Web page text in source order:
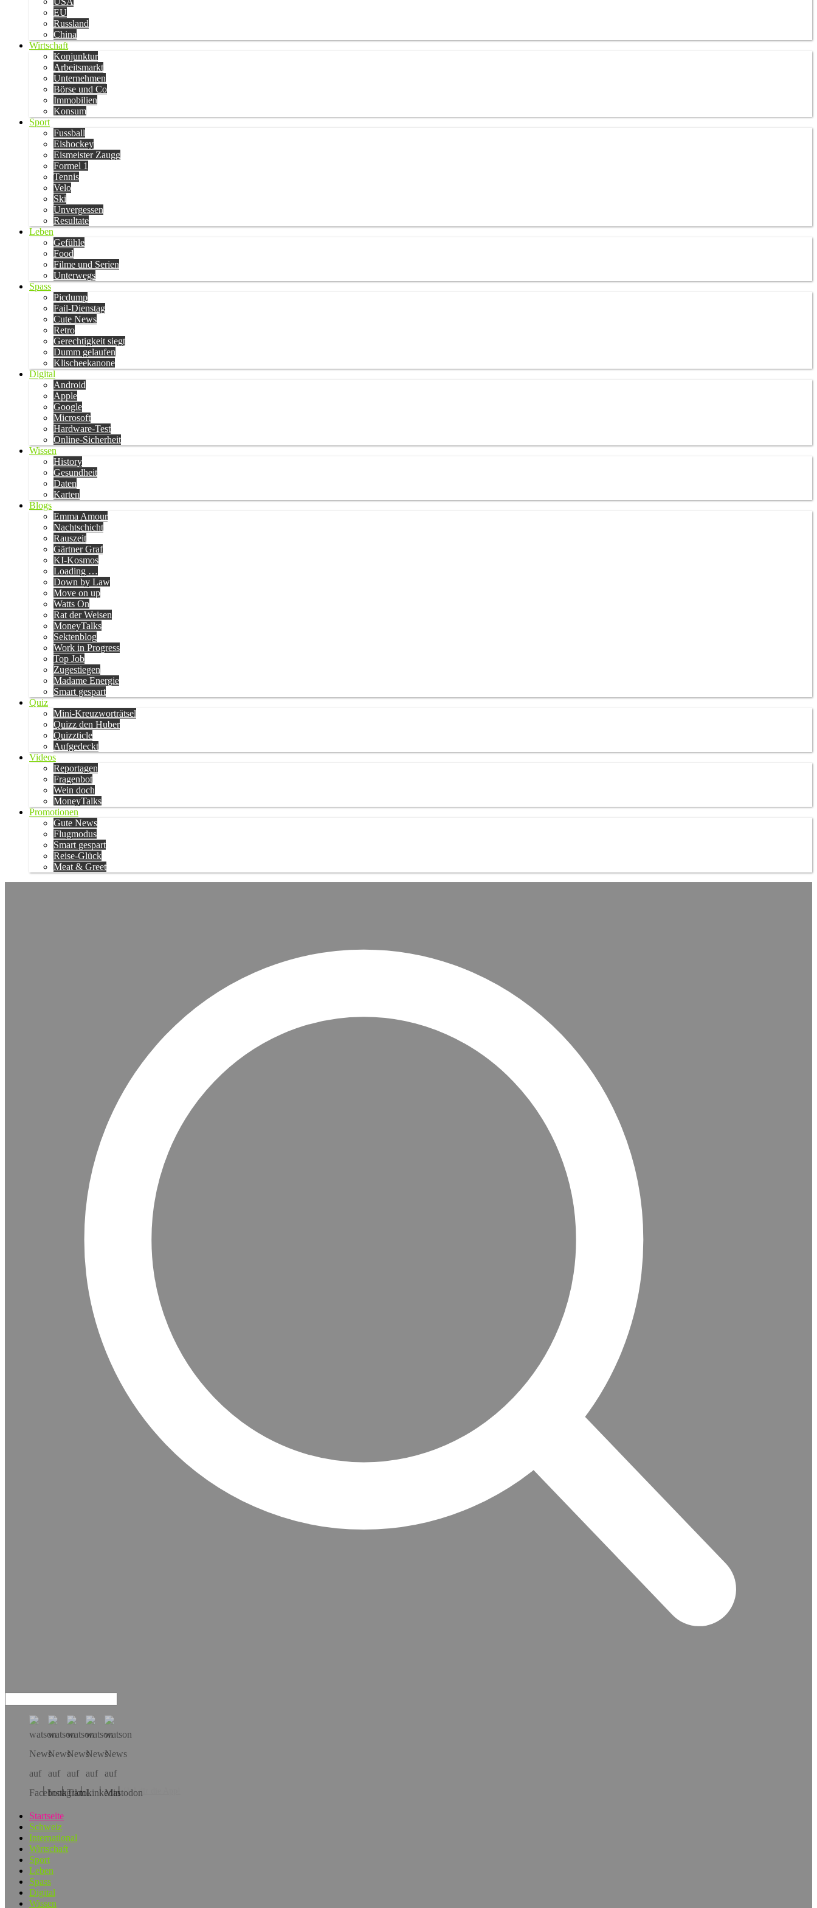
EU
Russland
China
Wirtschaft
Konjunktur
Arbeitsmarkt
Unternehmen
Börse und Co
Immobilien
Konsum
Sport
Fussball
Eishockey
Eismeister Zaugg
Formel 1
Tennis
Velo
Ski
Unvergessen
Resultate
Leben
Gefühle
Food
Filme und Serien
Unterwegs
Spass
Picdump
Fail-Dienstag
Cute News
Retro
Gerechtigkeit siegt
Dumm gelaufen
Klischeekanone
Digital
Android
Apple
Google
Microsoft
Hardware-Test
Online-Sicherheit
Wissen
History
Gesundheit
Daten
Karten
Blogs
Emma Amour
Nachtschicht
Rauszeit
Gärtner Graf
KI-Kosmos
Loading …
Down by Law
Move on up
Watts On
Rat der Weisen
MoneyTalks
Sektenblog
Work in Progress
Top Job
Zugestiegen
Madame Energie
Smart gespart
Quiz
Mini-Kreuzworträtsel
Quizz den Huber
Quizzticle
Aufgedeckt
Videos
Reportagen
Fragenbot
Wein doch
MoneyTalks
Promotionen
Gute News
Flugmodus
Smart gespart
Reise-Glück
Meat & Greet
Hol dir die App!
Startseite
Schweiz
International
Wirtschaft
Sport
Leben
Spass
Digital
Wissen